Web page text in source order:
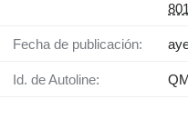
Fecha de publicación:
Id. de Autoline: